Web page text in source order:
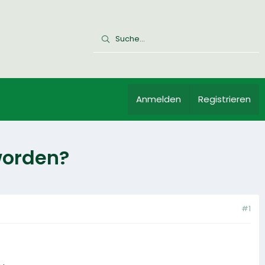
Anmelden Registrieren
#1